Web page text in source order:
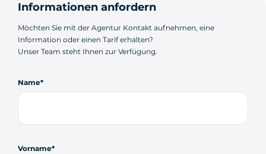
Informationen anfordern
Möchten Sie mit der Agentur Kontakt aufnehmen, eine
Information oder einen Tarif erhalten?
Unser Team steht Ihnen zur Verfügung.
Name
Vorname